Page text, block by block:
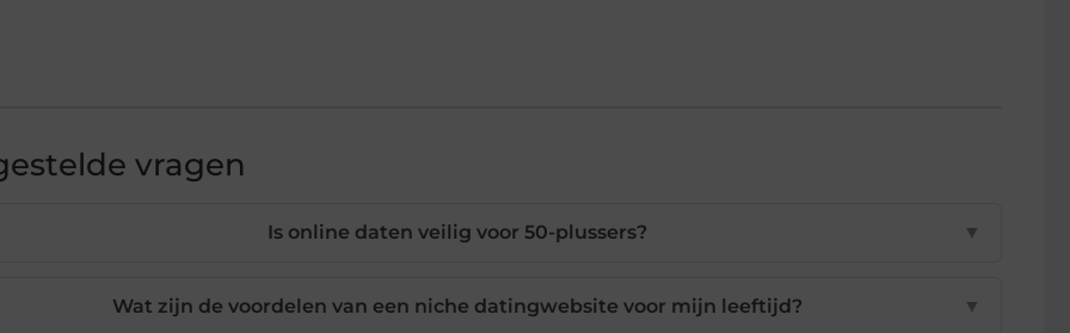
vragen
Is online daten veilig voor 50-plussers? ▼
Wat zijn de voordelen van een niche datingwebsite voor mijn leeftijd? ▼